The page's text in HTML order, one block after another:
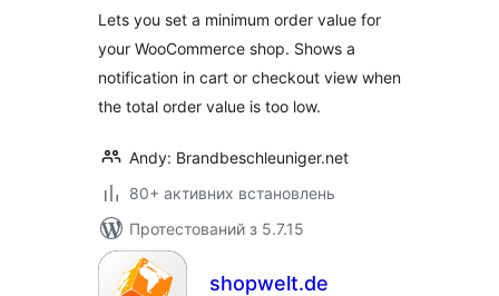
Lets you set a minimum order value for
your WooCommerce shop. Shows a
notification in cart or checkout view when
the total order value is too low.
Andy: Brandbeschleuniger.net
80+ активних встановлень
Протестований з 5.7.15
shopwelt.de